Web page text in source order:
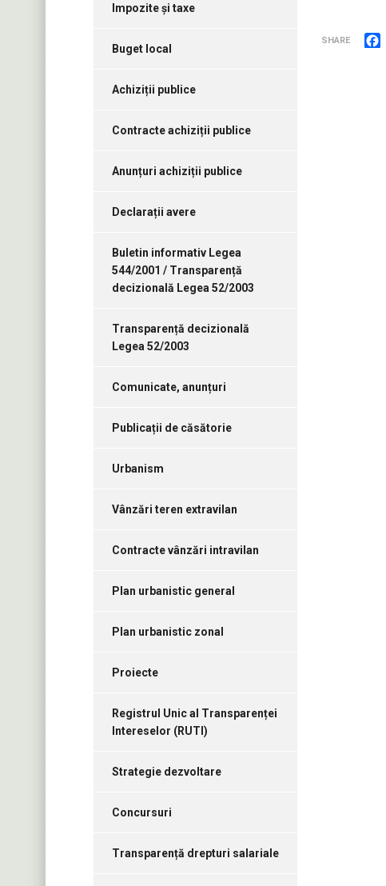
SHARE
Impozite și taxe
Buget local
Achiziții publice
Contracte achiziții publice
Anunțuri achiziții publice
Declarații avere
Buletin informativ Legea
544/2001 / Transparență
decizională Legea 52/2003
Transparență decizională
Legea 52/2003
Comunicate, anunțuri
Publicații de căsătorie
Urbanism
Vânzări teren extravilan
Contracte vânzări intravilan
Plan urbanistic general
Plan urbanistic zonal
Proiecte
Registrul Unic al Transparenței
Intereselor (RUTI)
Strategie dezvoltare
Concursuri
Transparență drepturi salariale